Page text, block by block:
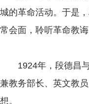
城的革命活动。于是
常会面，聆听革命教诲
1924年，段德昌与
兼教务部长、英文教
想。